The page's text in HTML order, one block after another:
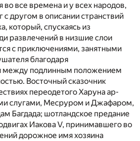
во все времена и у всех народов,
другом в описании странствий
который, спускаясь из
развлечений в низшие слои
с приключениями, занятными
благодаря
между подлинным положением
Восточный сказочник
переодетого Харуна ар-
слугами, Месруром и Джафаром,
Багдада; шотландское предание
Иакова V, принимавшего во
дорожное имя хозяина